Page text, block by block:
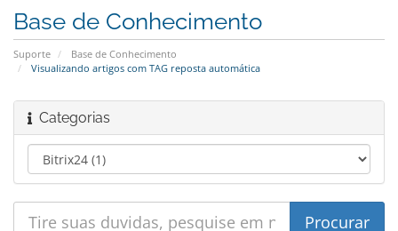
Base de Conhecimento
Suporte
Base de Conhecimento
Visualizando artigos com TAG reposta automática
Categorias